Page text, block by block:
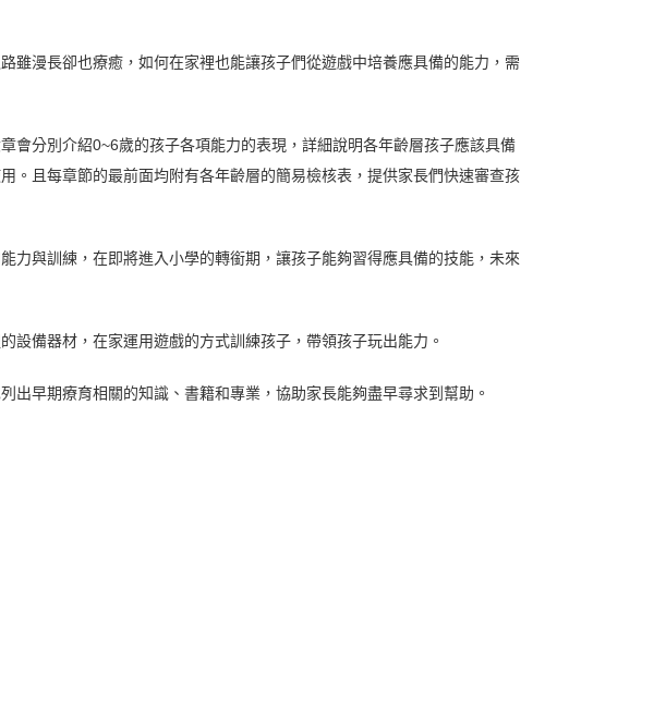
雖漫長卻也療癒，如何在家裡也能讓孩子們從遊戲中培養應具備的能力，需
會分別介紹0~6歲的孩子各項能力的表現，詳細說明各年齡層孩子應該具備
。且每章節的最前面均附有各年齡層的簡易檢核表，提供家長們快速審查孩
力與訓練，在即將進入小學的轉銜期，讓孩子能夠習得應具備的技能，未來
設備器材，在家運用遊戲的方式訓練孩子，帶領孩子玩出能力。
出早期療育相關的知識、書籍和專業，協助家長能夠盡早尋求到幫助。